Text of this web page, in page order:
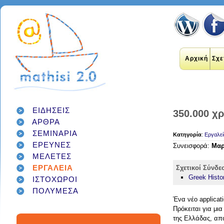
Αρχική
ΕΙΔΗΣΕΙΣ
ΑΡΘΡΑ
ΣΕΜΙΝΑΡΙΑ
ΕΡΕΥΝΕΣ
ΜΕΛΕΤΕΣ
ΕΡΓΑΛΕΙΑ
ΙΣΤΟΧΩΡΟΙ
ΠΟΛΥΜΕΣΑ
internet εκπαιδευτικοί
εκπαίδευση
διαδίκτυο μάθηση
σχολείο παιδιά
εργαλεία teacher
infographic class
κοινωνικά δίκτυα
social media
350.000
Κατηγορία:
Συνεισφορά:
Σχετικοί
Greek
Ένα νέο
Πρόκειται για
της Ελλάδας,